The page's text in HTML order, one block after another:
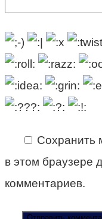
Сохранить
в этом браузере
комментариев.